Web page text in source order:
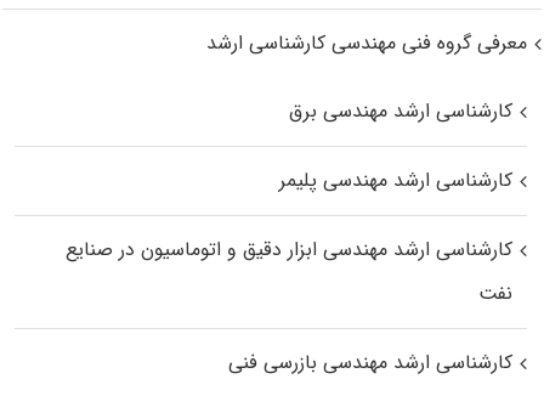
معرفی گروه فنی مهندسی کارشناسی ارشد
کارشناسی ارشد مهندسی برق
کارشناسی ارشد مهندسی پلیمر
کارشناسی ارشد مهندسی ابزار دقیق و اتوماسیون در صنایع
نفت
کارشناسی ارشد مهندسی بازرسی فنی